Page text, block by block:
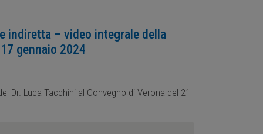
indiretta – video integrale della
gennaio 2024
Dr. Luca Tacchini al Convegno di Verona del 21